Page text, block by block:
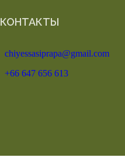
КОНТАКТЫ
chiyessasiprapa@gmail.com
+66 647 656 613